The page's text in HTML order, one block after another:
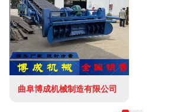
曲阜博成机械制造有限公司